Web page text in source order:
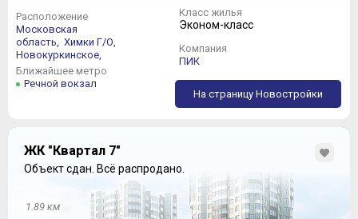
Расположение
Московская
область, Химки Г/О,
Новокуркинское,
Ближайшее метро
Речной вокзал
Класс жилья
Эконом-класс
Компания
ПИК
На страницу Новостройки
ЖК "Квартал 7"
Объект сдан. Всё распродано.
1.89 км